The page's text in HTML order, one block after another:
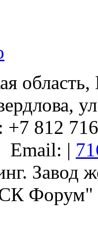
+7 812
Email: |
Завод
Форум"